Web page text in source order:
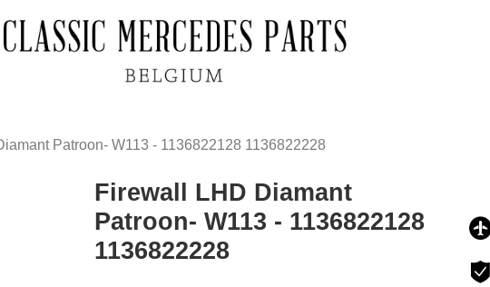
Patroon- W113 - 1136822128 1136822228
Firewall LHD Diamant
Patroon- W113 - 1136822128
1136822228